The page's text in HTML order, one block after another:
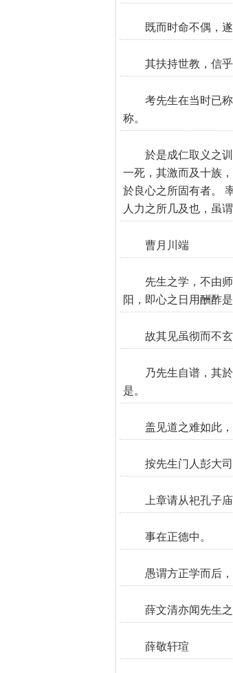
既而时命不偶，
其扶持世教，信
考先生在当时已
称。
於是成仁取义之
一死，其激而及十族
於良心之所固有者。
人力之所几及也，虽
曹月川端
先生之学，不由
阳，即心之日用酬酢
故其见虽彻而不
乃先生自谱，其
是。
盖见道之难如此
按先生门人彭大
上章请从祀孔子庙
事在正德中。
愚谓方正学而后
薛文清亦闻先生之
薛敬轩瑄